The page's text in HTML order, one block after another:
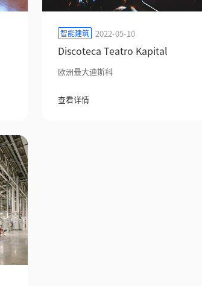
智能建筑 2022-05-10
Discoteca Teatro Kapital
欧洲最大迪斯科
查看详情